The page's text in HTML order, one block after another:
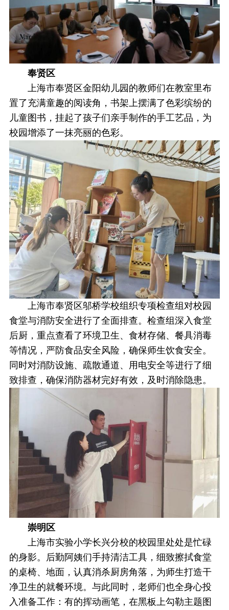
奉贤区
上海市奉贤区金阳幼儿园的教师们在教室里布
置了充满童趣的阅读角，书架上摆满了色彩缤纷的
儿童图书，挂起了孩子们亲手制作的手工艺品，为
校园增添了一抹亮丽的色彩。
上海市奉贤区邬桥学校组织专项检查组对校园
食堂与消防安全进行了全面排查。检查组深入食堂
后厨，重点查看了环境卫生、食材存储、餐具消毒
等情况，严防食品安全风险，确保师生饮食安全。
同时对消防设施、疏散通道、用电安全等进行了细
致排查，确保消防器材完好有效，及时消除隐患。
崇明区
上海市实验小学长兴分校的校园里处处是忙碌
的身影。后勤阿姨们手持清洁工具，细致擦拭食堂
的桌椅、地面，认真消杀厨房角落，为师生打造干
净卫生的就餐环境。与此同时，老师们也全身心投
入准备工作：有的挥动画笔，在黑板上勾勒主题图